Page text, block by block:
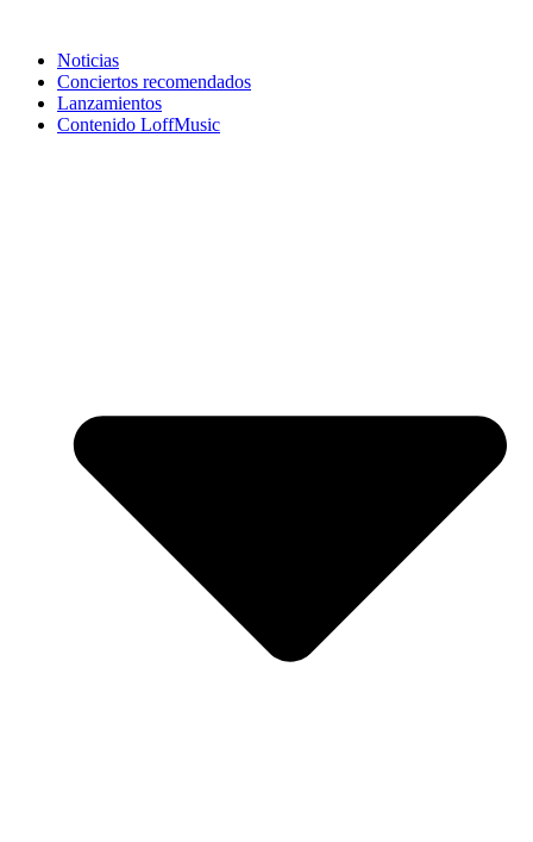
Noticias
Conciertos recomendados
Lanzamientos
Contenido LoffMusic